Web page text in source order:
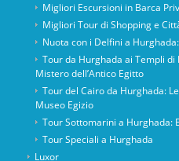
Migliori Escursioni in Barca
Migliori Tour di Shopping e
Nuota con i Delfini a
Tour da Hurghada ai Templi di
Mistero dell’Antico Egitto
Tour del Cairo da Hurghada:
Museo Egizio
Tour Sottomarini a Hurghada:
Tour Speciali a Hurghada
Luxor